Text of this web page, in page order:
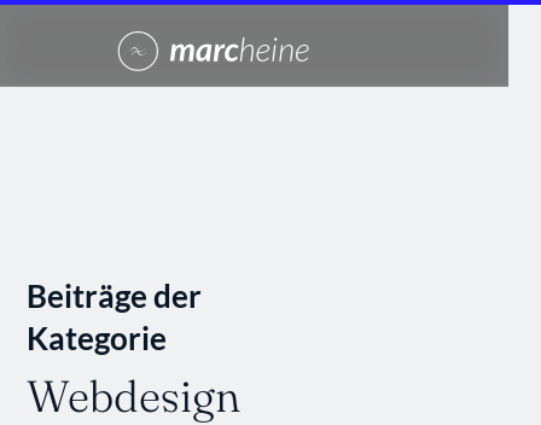
Beiträge der
Kategorie
Webdesign